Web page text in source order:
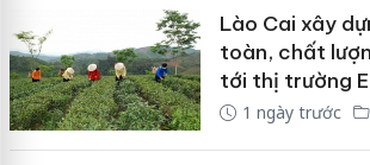
Lào Cai xây
toàn, chất
tới thị trường
1 ngày trước